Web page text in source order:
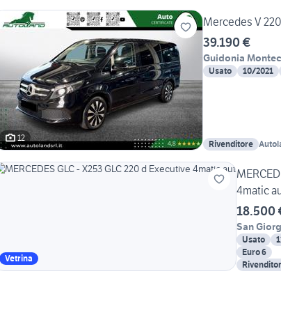
12
Mercedes V
39.190 €
Guidonia
Usato 10/2021
Rivenditore
Vetrina
4matic
18.500
San
Usato
Euro 6